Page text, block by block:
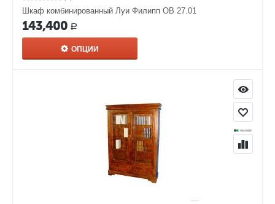
Шкаф комбинированный Луи Филипп ОВ 27.01
143,400 Р
ОПЦИИ